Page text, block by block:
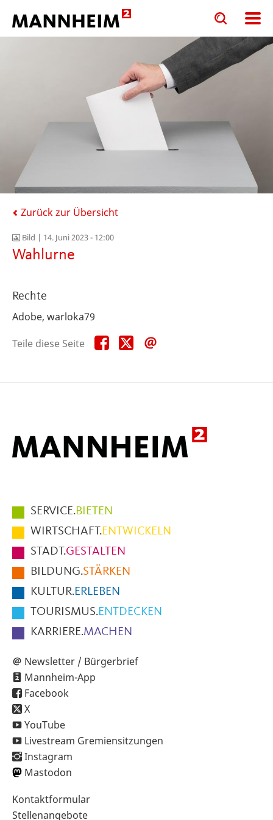
Toggle
search
input
form
Toggle
search
input
Zurück zur Übersicht
Bild | 14. Juni 2023 - 12:00
Wahlurne
Rechte
Adobe, warloka79
Teile diese Seite
Teile
diese
Teile
diese
Hauptmenüpunkte
im
Fußbereich
der
Seite
SERVICE.BIETEN
WIRTSCHAFT.ENTWICKELN
STADT.GESTALTEN
BILDUNG.STÄRKEN
KULTUR.ERLEBEN
TOURISMUS.ENTDECKEN
KARRIERE.MACHEN
Newsletter / Bürgerbrief
Mannheim-App
Facebook
X
YouTube
Livestream Gremiensitzungen
Instagram
Mastodon
Sekundärnavigation
im
Kontaktformular
Stellenangebote